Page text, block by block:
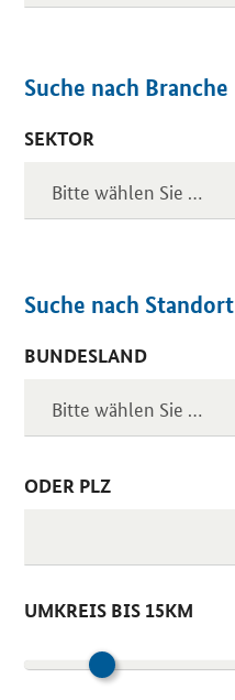
Suche nach Branche
SEKTOR
Suche nach Standort
BUNDESLAND
ODER PLZ
UMKREIS BIS 15KM